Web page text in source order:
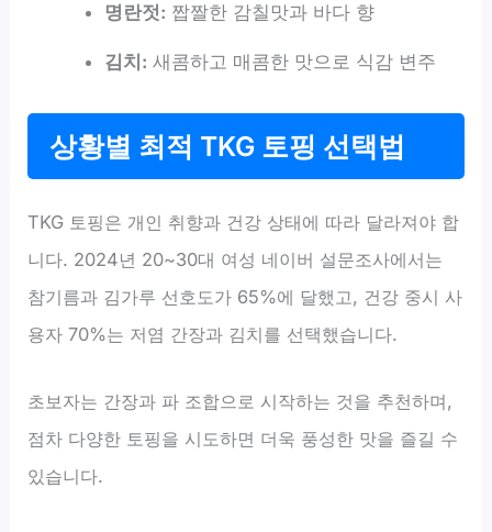
명란젓: 짭짤한 감칠맛과 바다 향
김치: 새콤하고 매콤한 맛으로 식감 변주
상황별 최적 TKG 토핑 선택법
TKG 토핑은 개인 취향과 건강 상태에 따라 달라져야 합
니다. 2024년 20~30대 여성 네이버 설문조사에서는
참기름과 김가루 선호도가 65%에 달했고, 건강 중시 사
용자 70%는 저염 간장과 김치를 선택했습니다.
초보자는 간장과 파 조합으로 시작하는 것을 추천하며,
점차 다양한 토핑을 시도하면 더욱 풍성한 맛을 즐길 수
있습니다.